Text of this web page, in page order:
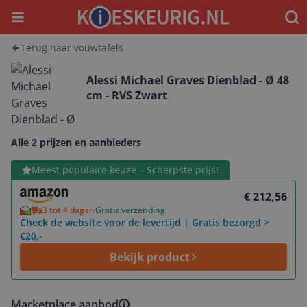
Menu
Terug naar vouwtafels
Alessi Michael Graves Dienblad - Ø 48
cm - RVS Zwart
Alle 2 prijzen en aanbieders
Meest populaire keuze – Scherpste prijs!
€ 212,56
3 tot 4 dagenGratis verzending
Check de website voor de levertijd | Gratis bezorgd >
€20,-
Bekijk product
Bekijk product